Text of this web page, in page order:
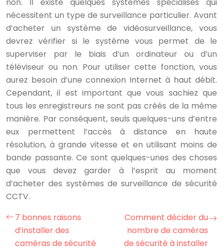
non. Il existe quelques systèmes spécialisés qui
nécessitent un type de surveillance particulier. Avant
d’acheter un système de vidéosurveillance, vous
devrez vérifier si le système vous permet de le
superviser par le biais d’un ordinateur ou d’un
téléviseur ou non. Pour utiliser cette fonction, vous
aurez besoin d’une connexion Internet à haut débit.
Cependant, il est important que vous sachiez que
tous les enregistreurs ne sont pas créés de la même
manière. Par conséquent, seuls quelques-uns d’entre
eux permettent l’accès à distance en haute
résolution, à grande vitesse et en utilisant moins de
bande passante. Ce sont quelques-unes des choses
que vous devez garder à l’esprit au moment
d’acheter des systèmes de surveillance de sécurité
CCTV.
7 bonnes raisons
d’installer des
caméras de sécurité
Comment décider du
nombre de caméras
de sécurité à installer